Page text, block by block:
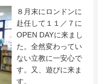
８月末にロンドンに
赴任して１１／７に
OPEN DAYに来まし
た。全然変わってい
ない立教に一安心で
す。又、遊びに来ま
す。